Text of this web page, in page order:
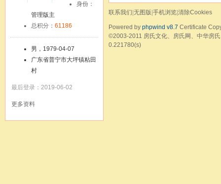
身份：
管理版主
总积分： 61186
男，1979-04-07
广东省普宁市大坪镇粘田
村
最后登录：2019-06-02
更多资料
联系我们|无图版|手机浏览|清除Cookies
Powered by phpwind v8.7 Certificate
©2003-2011 房氏文化、房氏网、中华房
0.221780(s)